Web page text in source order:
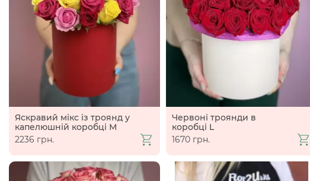
Яскравий мікс із троянд у
капелюшній коробці М
2236 грн.
Червоні троянди в
коробці L
1670 грн.